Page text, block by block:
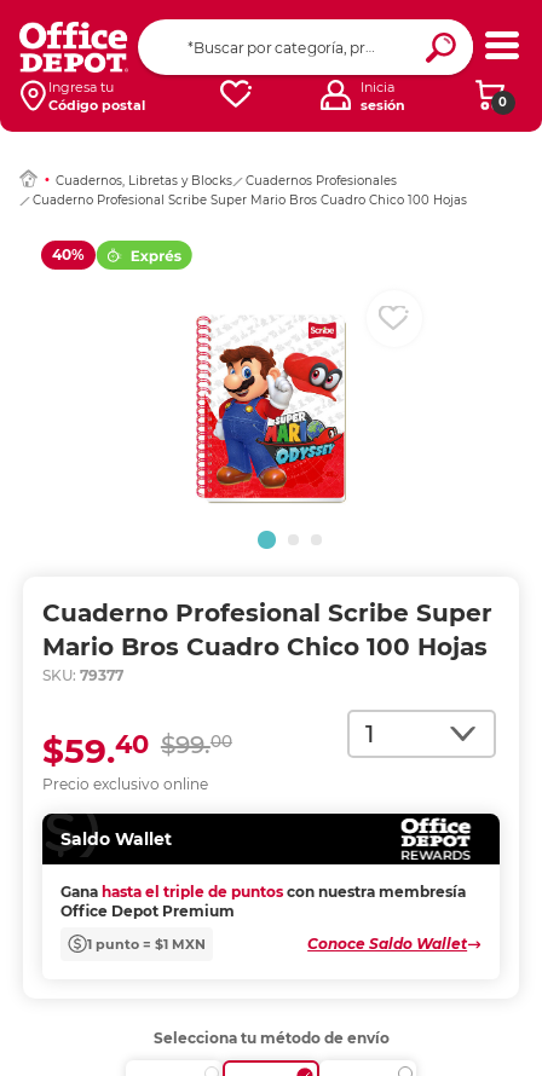
Ingresa tu
Código postal
0
Inicia
sesión
Cuadernos, Libretas y Blocks
Cuadernos Profesionales
Cuaderno Profesional Scribe Super Mario Bros Cuadro Chico 100 Hojas
40%
Cuaderno Profesional Scribe Super
Mario Bros Cuadro Chico 100 Hojas
SKU: 79377
Cantidad
Precio exclusivo online
$99.00
$59.40
Saldo Wallet
Gana hasta el triple de puntos con nuestra membresía
Office Depot Premium
1 punto = $1 MXN Conoce Saldo Wallet
Ingresar Codigo
Selecciona tu método de envío